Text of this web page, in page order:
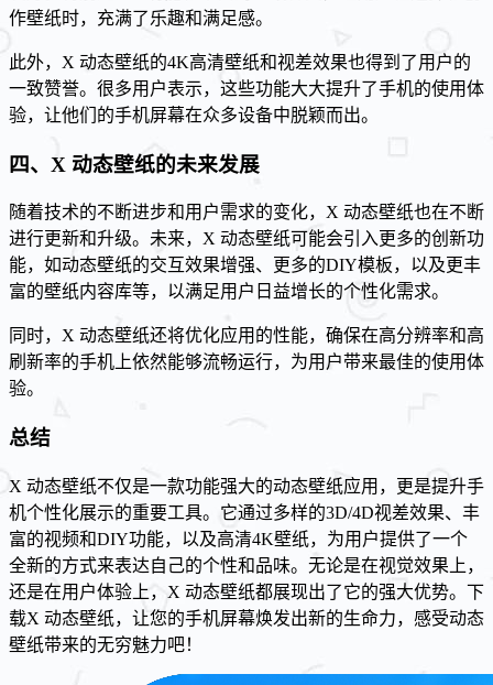
作壁纸时，充满了乐趣和满足感。
此外，X 动态壁纸的4K高清壁纸和视差效果也得到了用户的
一致赞誉。很多用户表示，这些功能大大提升了手机的使用体
验，让他们的手机屏幕在众多设备中脱颖而出。
四、X 动态壁纸的未来发展
随着技术的不断进步和用户需求的变化，X 动态壁纸也在不断
进行更新和升级。未来，X 动态壁纸可能会引入更多的创新功
能，如动态壁纸的交互效果增强、更多的DIY模板，以及更丰
富的壁纸内容库等，以满足用户日益增长的个性化需求。
同时，X 动态壁纸还将优化应用的性能，确保在高分辨率和高
刷新率的手机上依然能够流畅运行，为用户带来最佳的使用体
验。
总结
X 动态壁纸不仅是一款功能强大的动态壁纸应用，更是提升手
机个性化展示的重要工具。它通过多样的3D/4D视差效果、丰
富的视频和DIY功能，以及高清4K壁纸，为用户提供了一个
全新的方式来表达自己的个性和品味。无论是在视觉效果上，
还是在用户体验上，X 动态壁纸都展现出了它的强大优势。下
载X 动态壁纸，让您的手机屏幕焕发出新的生命力，感受动态
壁纸带来的无穷魅力吧！